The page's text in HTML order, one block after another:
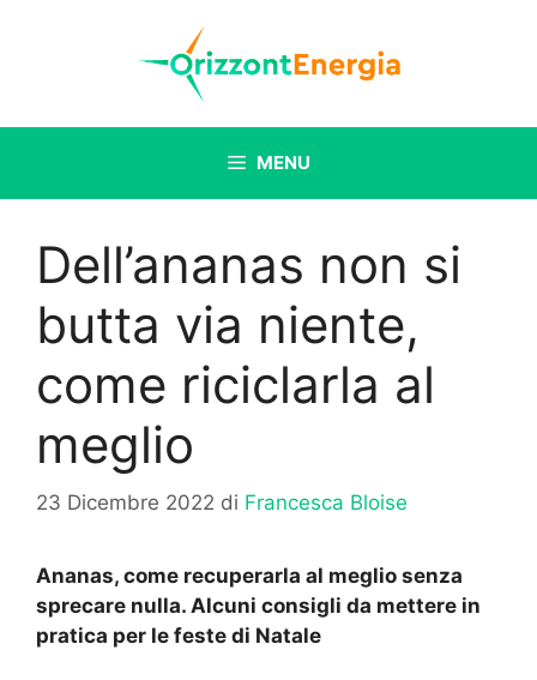
MENU
Dell’ananas non si
butta via niente,
come riciclarla al
meglio
23 Dicembre 2022 di Francesca Bloise
Ananas, come recuperarla al meglio senza
sprecare nulla. Alcuni consigli da mettere in
pratica per le feste di Natale